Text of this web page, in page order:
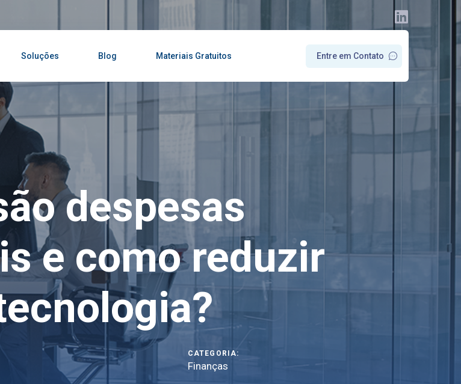
Soluções Blog Materiais Gratuitos Entre em Contato
despesas
e como reduzir
CATEGORIA:
Finanças